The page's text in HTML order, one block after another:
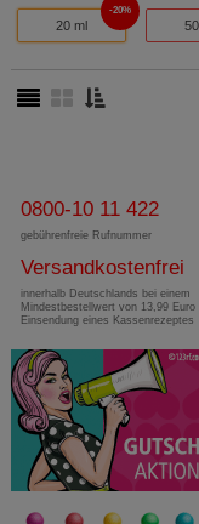
20 ml
20%
0800-10 11 422
gebührenfreie Rufnummer
Versandkostenfrei
innerhalb Deutschlands bei einem
Mindestbestellwert von 13,99 Euro
Einsendung eines Kassenrezeptes